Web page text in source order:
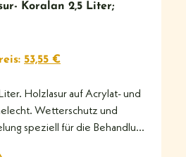
Koralan 2,5 Liter;
53,55 €
Holzlasur auf Acrylat- und
Wetterschutz und
speziell für die Behandlung